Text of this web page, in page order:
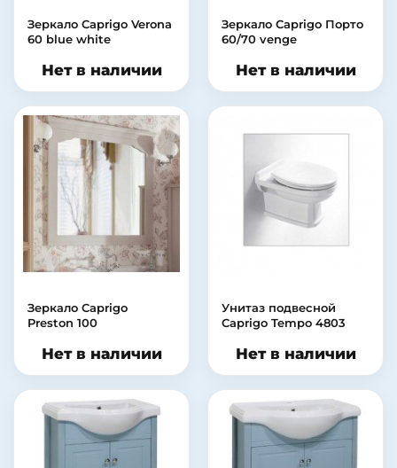
Зеркало Caprigo Verona
60 blue white
Нет в наличии
Зеркало Caprigo Порто
60/70 venge
Нет в наличии
Зеркало Caprigo
Preston 100
Нет в наличии
Унитаз подвесной
Caprigo Tempo 4803
Нет в наличии